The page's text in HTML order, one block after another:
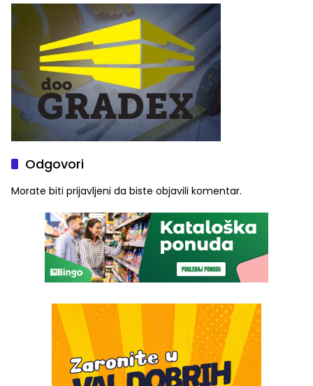
služba građanima
Odgovori
Morate biti prijavljeni da biste objavili komentar.